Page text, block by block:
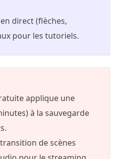
direct (flèches,
pour les tutoriels.
applique une
à la sauvegarde
de scènes